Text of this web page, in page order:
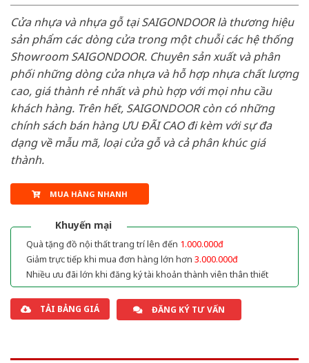
Cửa nhựa và nhựa gỗ tại SAIGONDOOR là thương hiệu
sản phẩm các dòng cửa trong một chuỗi các hệ thống
Showroom SAIGONDOOR. Chuyên sản xuất và phân
phối những dòng cửa nhựa và hỗ hợp nhựa chất lượng
cao, giá thành rẻ nhất và phù hợp với mọi nhu cầu
khách hàng. Trên hết, SAIGONDOOR còn có những
chính sách bán hàng ƯU ĐÃI CAO đi kèm với sự đa
dạng về mẫu mã, loại cửa gỗ và cả phân khúc giá
thành.
MUA HÀNG NHANH
Khuyến mại
Quà tặng đồ nội thất trang trí lên đến 1.000.000đ
Giảm trực tiếp khi mua đơn hàng lớn hơn 3.000.000đ
Nhiều ưu đãi lớn khi đăng ký tài khoản thành viên thân thiết
TẢI BẢNG GIÁ ĐĂNG KÝ TƯ VẤN